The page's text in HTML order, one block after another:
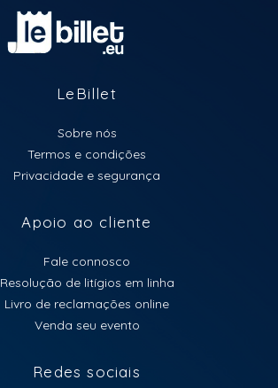
LeBillet
Sobre nós
Termos e condições
Privacidade e segurança
Apoio ao cliente
Fale connosco
Resolução de litígios em linha
Livro de reclamações online
Venda seu evento
Redes sociais